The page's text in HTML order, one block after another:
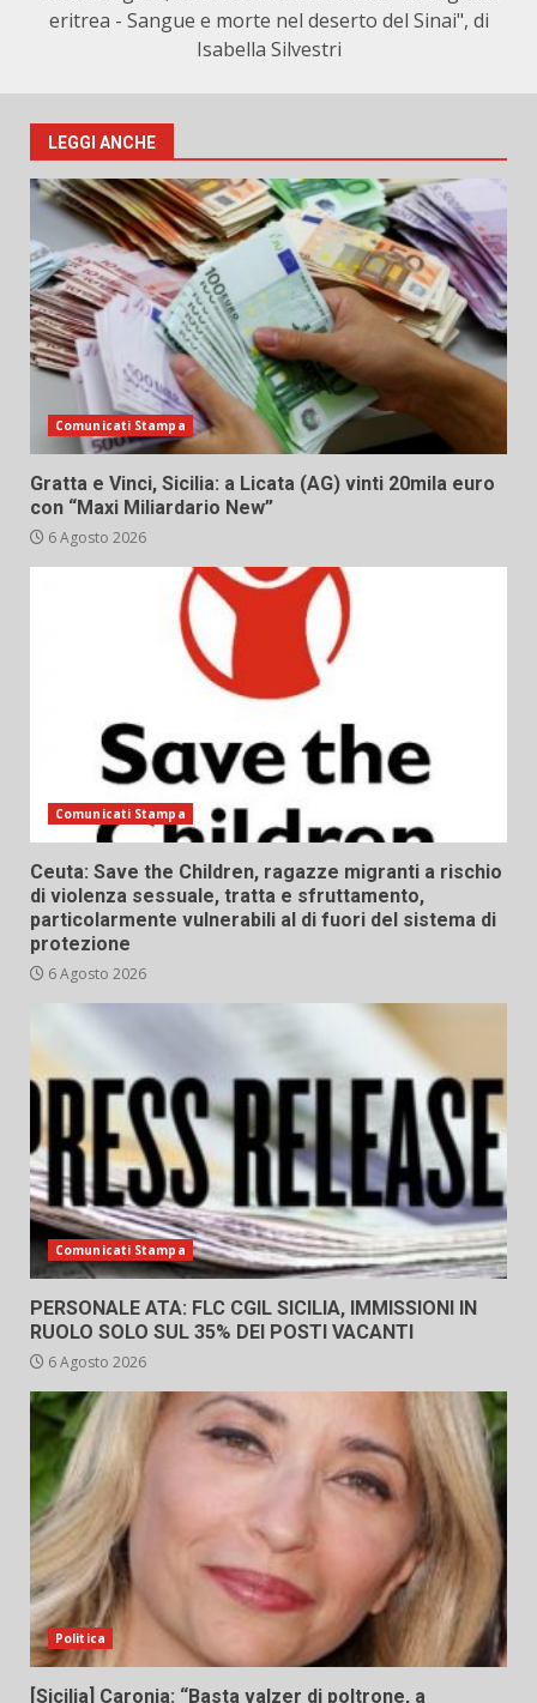
eritrea - Sangue e morte nel deserto del Sinai", di
Isabella Silvestri
LEGGI ANCHE
Comunicati Stampa
Gratta e Vinci, Sicilia: a Licata (AG) vinti 20mila euro
con “Maxi Miliardario New”
6 Agosto 2026
Comunicati Stampa
Ceuta: Save the Children, ragazze migranti a rischio
di violenza sessuale, tratta e sfruttamento,
particolarmente vulnerabili al di fuori del sistema di
protezione
6 Agosto 2026
Comunicati Stampa
PERSONALE ATA: FLC CGIL SICILIA, IMMISSIONI IN
RUOLO SOLO SUL 35% DEI POSTI VACANTI
6 Agosto 2026
Politica
[Sicilia] Caronia: “Basta valzer di poltrone, a